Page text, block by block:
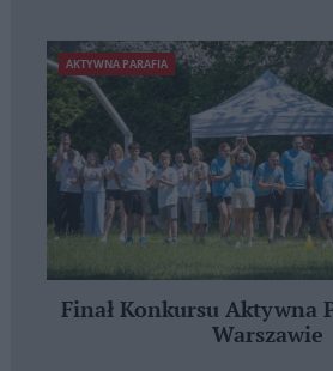
AKTYWNA PARAFIA
Finał Konkursu Aktywna
Warszawie